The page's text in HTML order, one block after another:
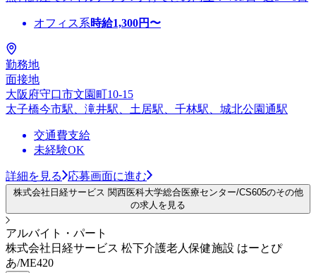
オフィス系時給1,300円〜
勤務地
面接地
大阪府守口市文園町10-15
太子橋今市駅、滝井駅、土居駅、千林駅、城北公園通駅
交通費支給
未経験OK
詳細を見る 応募画面に進む
株式会社日経サービス 関西医科大学総合医療センター/CS605のその他
の求人を見る
アルバイト・パート
株式会社日経サービス 松下介護老人保健施設 はーとぴ
あ/ME420